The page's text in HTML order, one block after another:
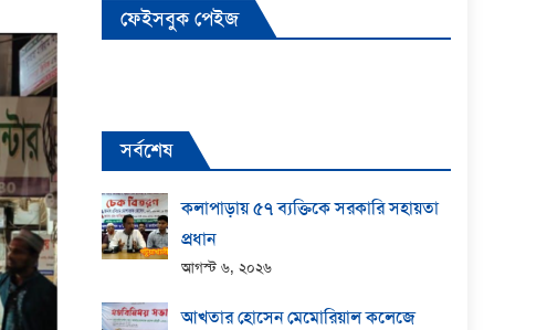
ফেইসবুক পেইজ
সর্বশেষ
কলাপাড়ায় ​৫৭ ব্যক্তিকে সরকারি সহায়তা
প্রধান
আগস্ট ৬, ২০২৬
আখতার হোসেন মেমোরিয়াল কলেজে